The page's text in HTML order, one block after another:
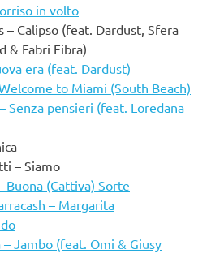
in volto
– Calipso (feat. Dardust, Sfera
& Fabri Fibra)
era (feat. Dardust)
to Miami (South Beach)
Senza pensieri (feat. Loredana
– Siamo
Buona (Cattiva) Sorte
– Margarita
– Jambo (feat. Omi & Giusy